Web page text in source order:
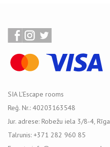
SIA L'Escape rooms
Reģ. Nr.: 40203163548
Jur. adrese: Robežu iela 3/8-4, Rīga
Talrunis: +371 282 960 85